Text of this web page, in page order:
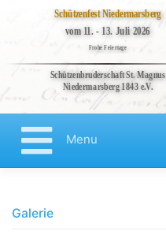
Bruderschaft
Kompanien
Schützenfest Niedermarsberg
vom 11. - 13. Juli 2026
Frohe Feiertage
Schützenbruderschaft St. Magnus
Niedermarsberg 1843 e.V.
Menu
Galerie